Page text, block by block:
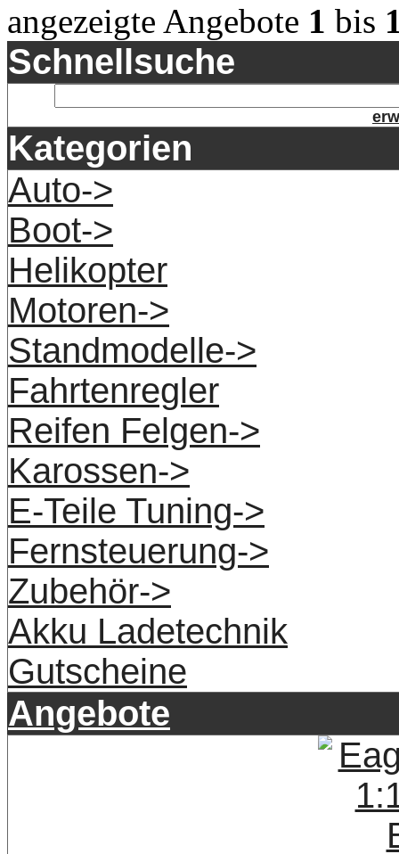
angezeigte Angebote 1 bis
Schnellsuche
Kategorien
Auto->
Boot->
Helikopter
Motoren->
Standmodelle->
Fahrtenregler
Reifen Felgen->
Karossen->
E-Teile Tuning->
Fernsteuerung->
Zubehör->
Akku Ladetechnik
Gutscheine
Angebote